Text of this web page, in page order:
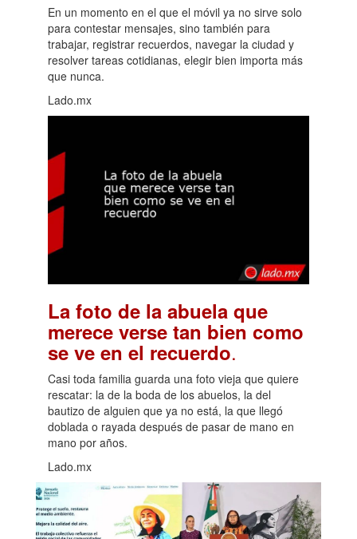
En un momento en el que el móvil ya no sirve solo
para contestar mensajes, sino también para
trabajar, registrar recuerdos, navegar la ciudad y
resolver tareas cotidianas, elegir bien importa más
que nunca.
Lado.mx
La foto de la abuela que
merece verse tan bien como
se ve en el recuerdo.
Casi toda familia guarda una foto vieja que quiere
rescatar: la de la boda de los abuelos, la del
bautizo de alguien que ya no está, la que llegó
doblada o rayada después de pasar de mano en
mano por años.
Lado.mx